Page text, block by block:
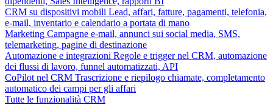
CRM su dispositivi mobili Lead, affari, fatture, pagamenti, telefonia,
e-mail, inventario e calendario a portata di mano
Marketing Campagne e-mail, annunci sui social media, SMS,
telemarketing, pagine di destinazione
Automazione e integrazioni Regole e trigger nel CRM, automazione
dei flussi di lavoro, funnel automatizzati, API
CoPilot nel CRM Trascrizione e riepilogo chiamate, completamento
automatico dei campi per gli affari
Tutte le funzionalità CRM